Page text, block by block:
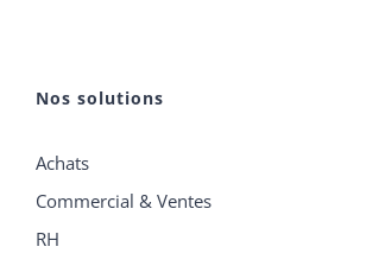
Nos solutions
Achats
Commercial & Ventes
RH